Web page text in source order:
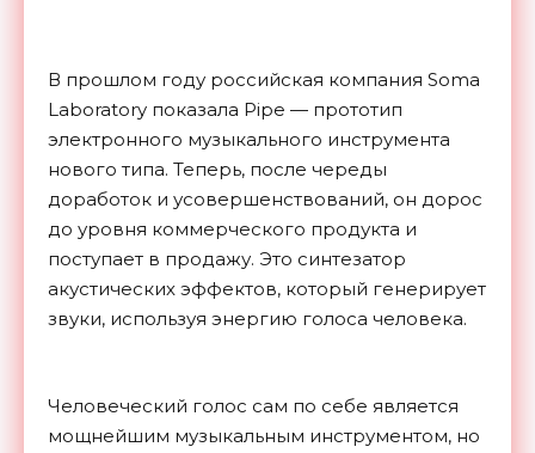
В прошлом году российская компания Soma
Laboratory показала Pipe — прототип
электронного музыкального инструмента
нового типа. Теперь, после череды
доработок и усовершенствований, он дорос
до уровня коммерческого продукта и
поступает в продажу. Это синтезатор
акустических эффектов, который генерирует
звуки, используя энергию голоса человека.
Человеческий голос сам по себе является
мощнейшим музыкальным инструментом, но